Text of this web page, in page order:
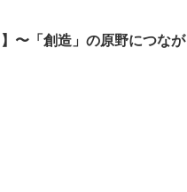
〜「創造」の原野につなが